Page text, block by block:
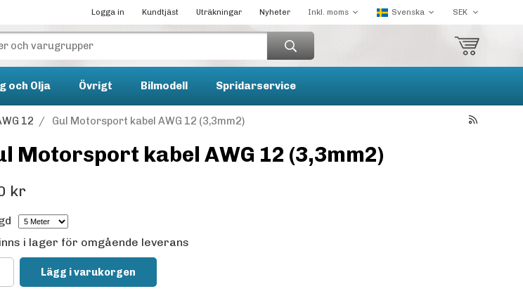
Logga in Kundtjäst Uträkningar Nyheter
och Olja Övrigt Bilmodell Spridarservice
12 / Gul Motorsport kabel AWG 12 (3,3mm2)
Motorsport kabel AWG 12 (3,3mm2)
kr
i lager för omgående leverans
Lägg i varukorgen